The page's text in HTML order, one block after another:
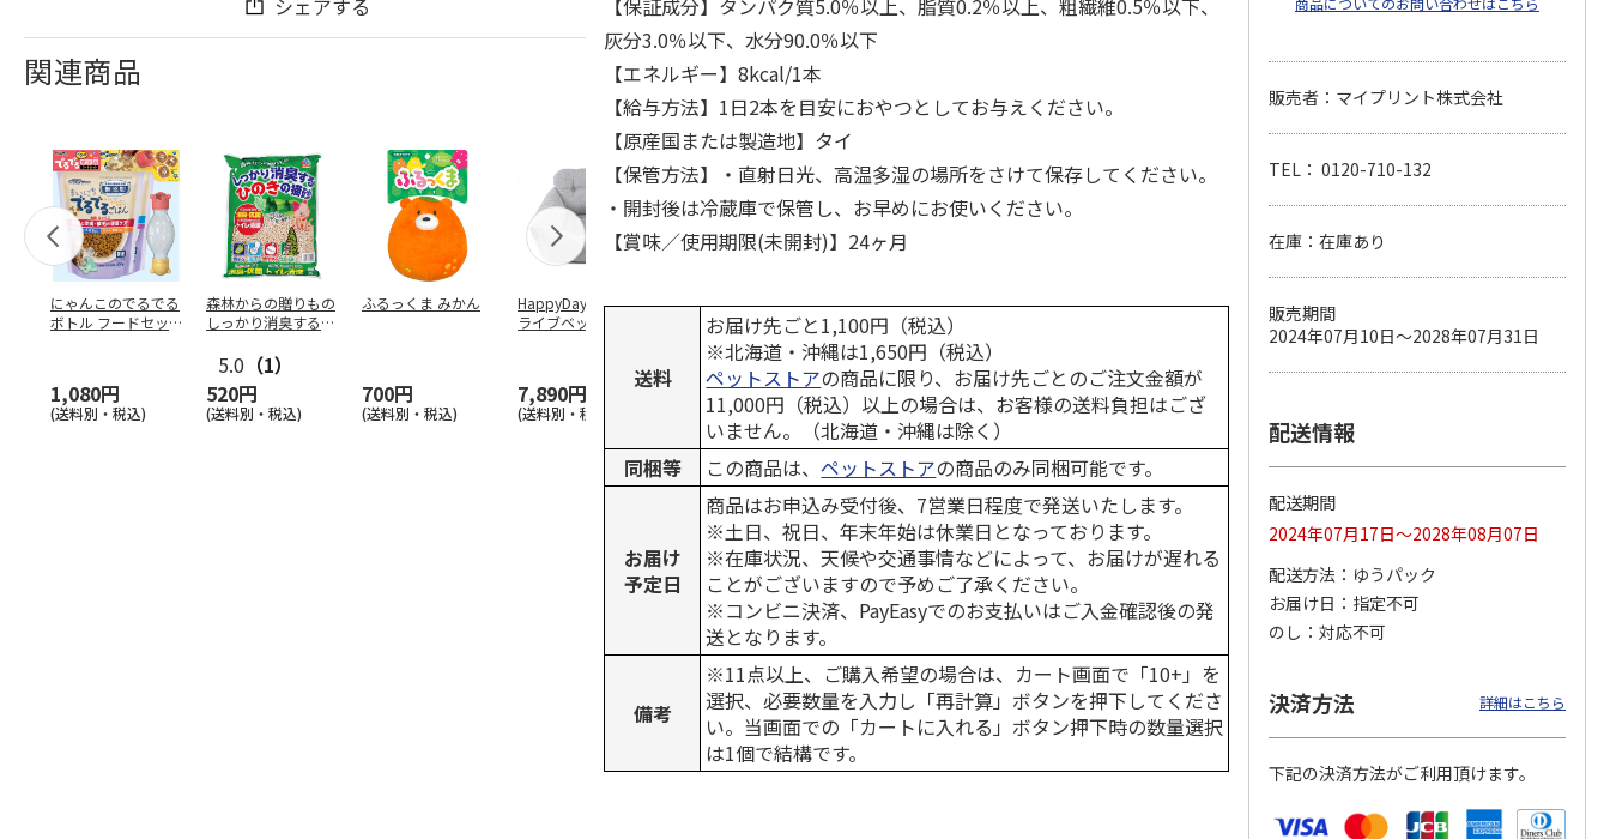
関連商品
にゃんこのでるでる
ボトル フードセッ
1,080円
(送料別・税込)
森林からの贈りもの
しっかり消臭するひ
5.0 （1）
520円
(送料別・税込)
ふるっくま みかん
700円
(送料別・税込)
HappyDays 2wayド
ライブベッド グレ
7,890円
(送料別・税込)
獣医師開発 ニオイ
をとる砂専用 猫ト
イレ ナチュラルグ
1,550円
(送料別・税込)
デオトイレ 飛び散
らない消臭・抗菌サ
ンド 4L
1,320円
(送料別・税込)
無添加良品 カムカ
ぐるぐるボーン型 S
…
470円
(送料別・税込)
銀のスプーン パウ
120円
(送料別・税込)
ペット線香 虹のか
なた フルーティフ
ローラルの香り
えBOX とりささ
【保証成分】タンパク質5.0％以上、脂質0.2％以上、粗繊維0.5％以下、
灰分3.0％以下、水分90.0％以下
【エネルギー】8kcal/1本
【給与方法】1日2本を目安におやつとしてお与えください。
【原産国または製造地】タイ
【保管方法】・直射日光、高温多湿の場所をさけて保存してください。
・開封後は冷蔵庫で保管し、お早めにお使いください。
【賞味／使用期限(未開封)】24ヶ月
送料
お届け先ごと1,100円（税込）
※北海道・沖縄は1,650円（税込）
ペットストアの商品に限り、お届け先ごとのご注文金額が
11,000円（税込）以上の場合は、お客様の送料負担はござ
いません。（北海道・沖縄は除く）
同梱等
この商品は、ペットストアの商品のみ同梱可能です。
お届け
予定日
商品はお申込み受付後、7営業日程度で発送いたします。
※土日、祝日、年末年始は休業日となっております。
※在庫状況、天候や交通事情などによって、お届けが遅れる
ことがございますので予めご了承ください。
※コンビニ決済、PayEasyでのお支払いはご入金確認後の発
送となります。
備考
※11点以上、ご購入希望の場合は、カート画面で「10+」を
選択、必要数量を入力し「再計算」ボタンを押下してくださ
い。当画面での「カートに入れる」ボタン押下時の数量選択
は1個で結構です。
販売者：マイプリント株式会社
TEL： 0120-710-132
在庫：在庫あり
販売期間
2024年07月10日～2028年07月31日
配送情報
配送期間
2024年07月17日～2028年08月07日
配送方法
ゆうパック
お届け日
指定不可
のし
対応不可
決済方法 詳細はこちら
下記の決済方法がご利用頂けます。